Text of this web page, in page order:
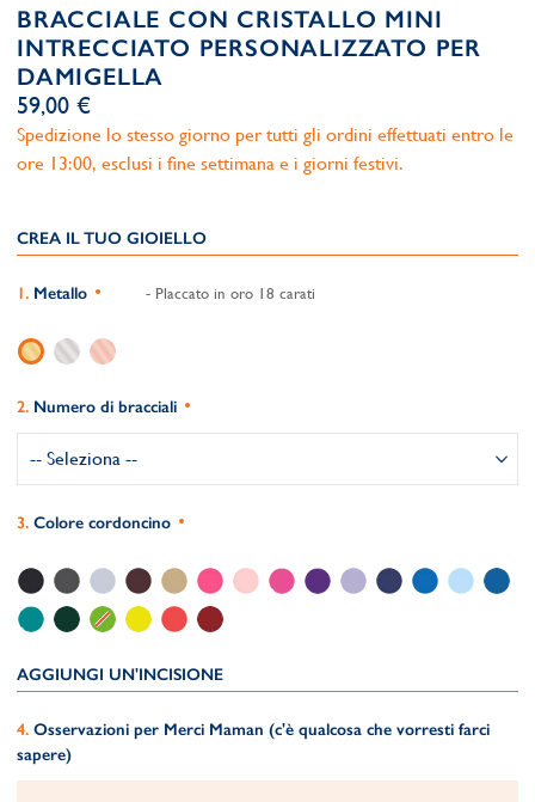
BRACCIALE CON CRISTALLO MINI
INTRECCIATO PERSONALIZZATO PER
DAMIGELLA
59,00 €
Spedizione lo stesso giorno per tutti gli ordini effettuati entro le
ore 13:00, esclusi i fine settimana e i giorni festivi.
CREA IL TUO GIOIELLO
Metallo - Placcato in oro 18 carati
Numero di bracciali
Colore cordoncino
AGGIUNGI UN'INCISIONE
Osservazioni per Merci Maman (c'è qualcosa che vorresti farci
sapere)